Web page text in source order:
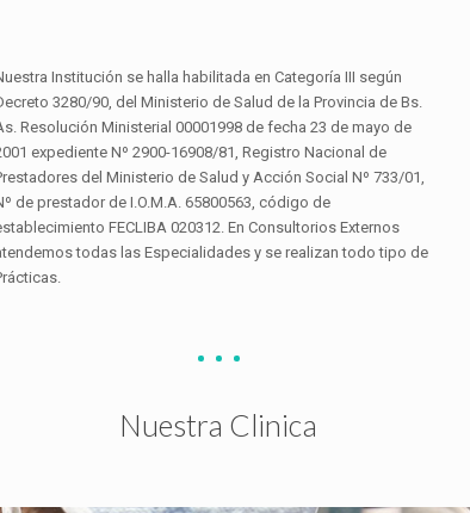
Institución se halla habilitada en Categoría III según
3280/90, del Ministerio de Salud de la Provincia de Bs.
Resolución Ministerial 00001998 de fecha 23 de mayo de
expediente Nº 2900-16908/81, Registro Nacional de
del Ministerio de Salud y Acción Social Nº 733/01,
de prestador de I.O.M.A. 65800563, código de
FECLIBA 020312. En Consultorios Externos
todas las Especialidades y se realizan todo tipo de
Nuestra Clinica